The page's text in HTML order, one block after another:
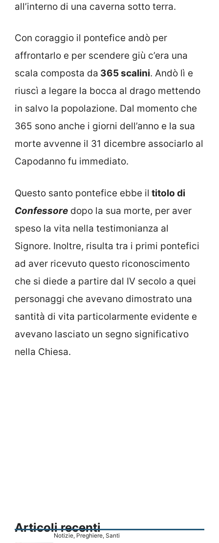
all’interno di una caverna sotto terra.
Con coraggio il pontefice andò per
affrontarlo e per scendere giù c’era una
scala composta da 365 scalini. Andò lì e
riuscì a legare la bocca al drago mettendo
in salvo la popolazione. Dal momento che
365 sono anche i giorni dell’anno e la sua
morte avvenne il 31 dicembre associarlo al
Capodanno fu immediato.
Questo santo pontefice ebbe il titolo di
Confessore dopo la sua morte, per aver
speso la vita nella testimonianza al
Signore. Inoltre, risulta tra i primi pontefici
ad aver ricevuto questo riconoscimento
che si diede a partire dal IV secolo a quei
personaggi che avevano dimostrato una
santità di vita particolarmente evidente e
avevano lasciato un segno significativo
nella Chiesa.
Articoli recenti
Notizie, Preghiere, Santi